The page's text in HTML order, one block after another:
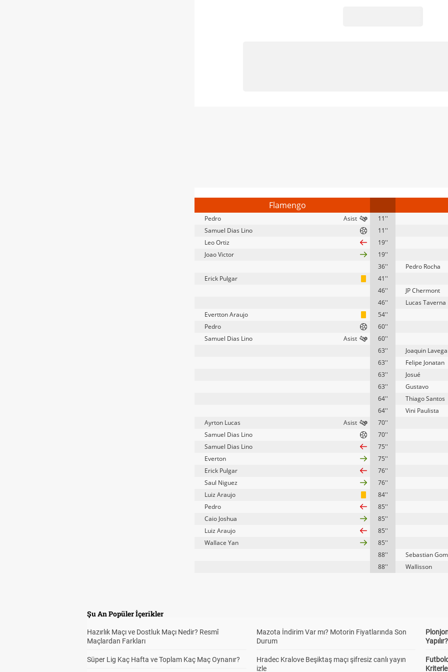
Flamengo
Pedro
11''
Samuel Dias Lino
11''
Leo Ortiz
19''
Joao Victor
19''
36''
Pedro Rocha
Erick Pulgar
41''
46''
JP Chermont
46''
Lucas Taverna
Evertton Araujo
54''
Pedro
60''
Samuel Dias Lino
60''
63''
Joaquin Lavega
63''
Felipe Jonatan
63''
Josué
63''
Gustavo
64''
Thiago Santos
64''
Vini Paulista
Ayrton Lucas
70''
Samuel Dias Lino
70''
Samuel Dias Lino
75''
Everton
75''
Erick Pulgar
76''
Saul Niguez
76''
Luiz Araujo
84''
Pedro
85''
Caio Joshua
85''
Luiz Araujo
85''
Wallace Yan
85''
88''
Sebastian
88''
Wallisson
Şu An Popüler İçerikler
Hazırlık Maçı ve Dostluk Maçı Nedir? Resmî
Maçlardan Farkları
Süper Lig Kaç Hafta ve Toplam Kaç Maç Oynanır?
Mazota İndirim Var mı? Motorin Fiyatlarında Son
Durum
Hradec Kralove Beşiktaş maçı şifresiz canlı yayın
izle
Yapılır?